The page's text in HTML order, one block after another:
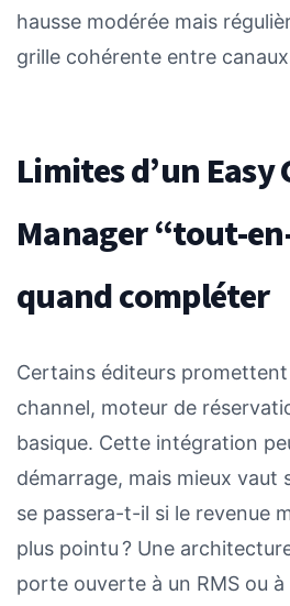
hausse modérée mais
grille cohérente entre
Limites d’un Easy
Manager “tout-
quand compléter
Certains éditeurs promettent
channel, moteur de
basique. Cette intégration
démarrage, mais mieux vaut
se passera-t-il si le revenue
plus pointu ? Une
porte ouverte à un RMS ou